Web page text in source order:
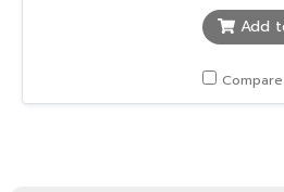
Unlike
wheel,
system
lasers to
Add
Compare